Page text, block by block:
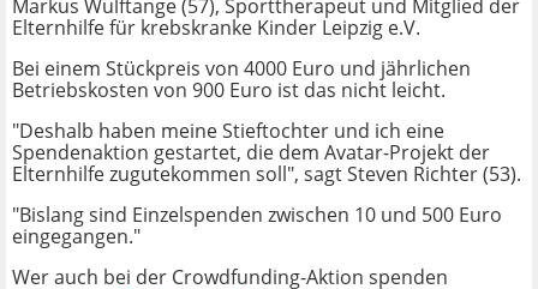
Markus Wulftange (57), Sporttherapeut und Mitglied der
Elternhilfe für krebskranke Kinder Leipzig e.V.
Bei einem Stückpreis von 4000 Euro und jährlichen
Betriebskosten von 900 Euro ist das nicht leicht.
"Deshalb haben meine Stieftochter und ich eine
Spendenaktion gestartet, die dem Avatar-Projekt der
Elternhilfe zugutekommen soll", sagt Steven Richter (53).
"Bislang sind Einzelspenden zwischen 10 und 500 Euro
eingegangen."
Wer auch bei der Crowdfunding-Aktion spenden